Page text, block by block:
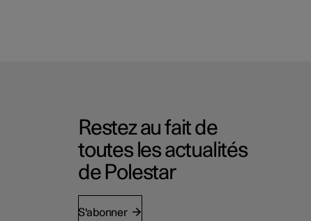
Restez au fait de
toutes les actualités
de Polestar
S'abonner